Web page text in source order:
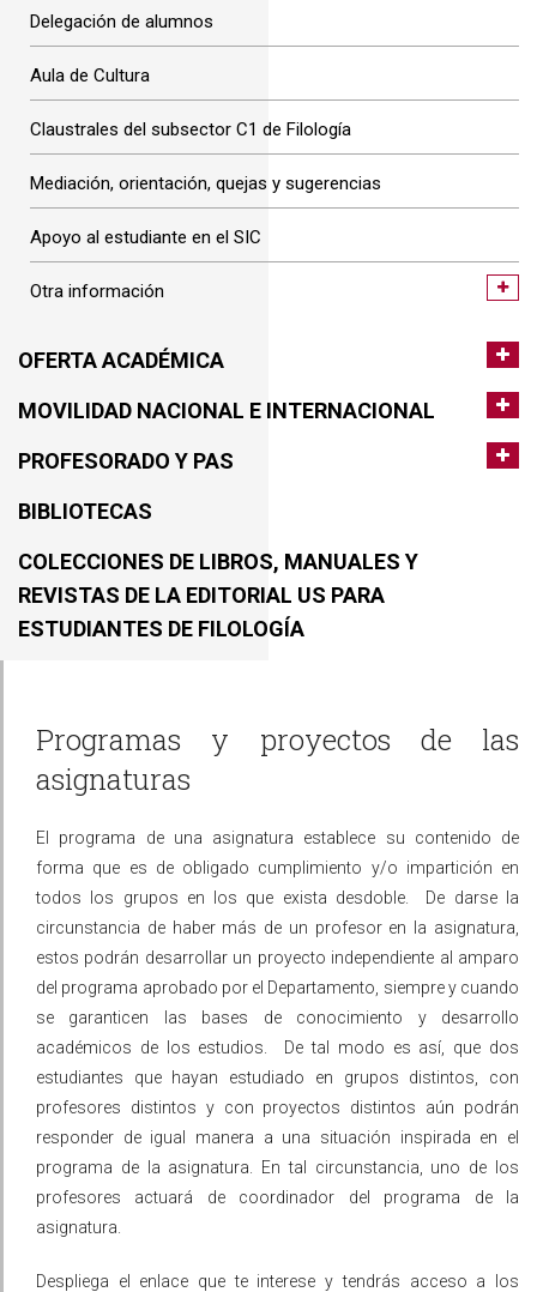
Delegación de alumnos
Aula de Cultura
Claustrales del subsector C1 de Filología
Mediación, orientación, quejas y sugerencias
Apoyo al estudiante en el SIC
Otra información
OFERTA ACADÉMICA
MOVILIDAD NACIONAL E INTERNACIONAL
PROFESORADO Y PAS
BIBLIOTECAS
COLECCIONES DE LIBROS, MANUALES Y
REVISTAS DE LA EDITORIAL US PARA
ESTUDIANTES DE FILOLOGÍA
Programas y proyectos de las
asignaturas
El programa de una asignatura establece su contenido de
forma que es de obligado cumplimiento y/o impartición en
todos los grupos en los que exista desdoble. De darse la
circunstancia de haber más de un profesor en la asignatura,
estos podrán desarrollar un proyecto independiente al amparo
del programa aprobado por el Departamento, siempre y cuando
se garanticen las bases de conocimiento y desarrollo
académicos de los estudios. De tal modo es así, que dos
estudiantes que hayan estudiado en grupos distintos, con
profesores distintos y con proyectos distintos aún podrán
responder de igual manera a una situación inspirada en el
programa de la asignatura. En tal circunstancia, uno de los
profesores actuará de coordinador del programa de la
asignatura.
Despliega el enlace que te interese y tendrás acceso a los